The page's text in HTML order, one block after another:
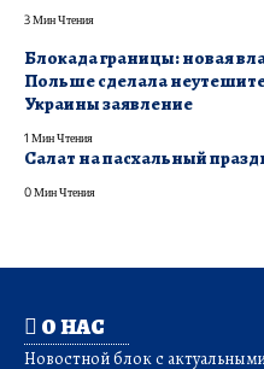
3 Мин Чтения
Блокада границы: новая
Польше сделала
Украины заявление
1 Мин Чтения
Салат на пасхальный
0 Мин Чтения
О НАС
Новостной блок с